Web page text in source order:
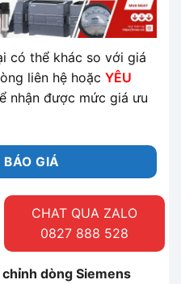
có thể khác so với giá
liên hệ hoặc YÊU
nhận được mức giá ưu
BÁO GIÁ
CHAT QUA ZALO
0827 888 528
dòng Siemens